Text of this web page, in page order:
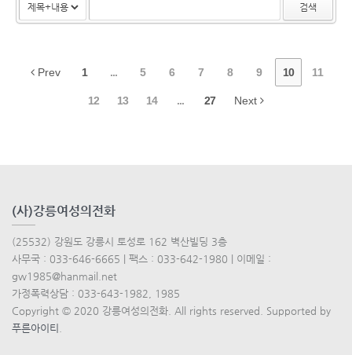
검색
Prev 1 ... 5 6 7 8 9 10 11
12 13 14 ... 27 Next
(사)강릉여성의전화
(25532) 강원도 강릉시 토성로 162 벽산빌딩 3층
사무국 : 033-646-6665 | 팩스 : 033-642-1980 | 이메일 :
gw1985@hanmail.net
가정폭력상담 : 033-643-1982, 1985
Copyright © 2020 강릉여성의전화. All rights reserved. Supported by
푸른아이티